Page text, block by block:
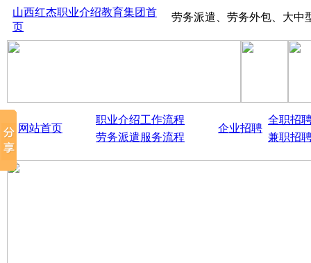
山西红杰职业介绍教育集团首
页
山西太原红杰人才市场、劳务派遣、劳务外包、大中
网站首页
职业介绍工作流程
企业招聘
全职招
劳务派遣服务流程
兼职招